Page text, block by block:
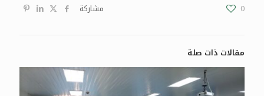
مشاركة 0
مقالات ذات صلة